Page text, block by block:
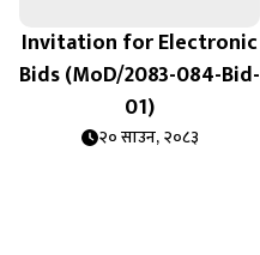
Invitation for Electronic
Bids (MoD/2083-084-Bid-
01)
२० साउन, २०८३